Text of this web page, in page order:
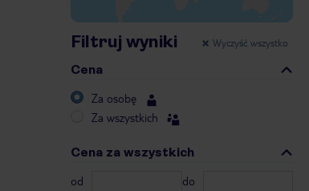
Filtruj wyniki Wyczyść wszystko
Cena
Za osobę
Za wszystkich
Cena za wszystkich
od do